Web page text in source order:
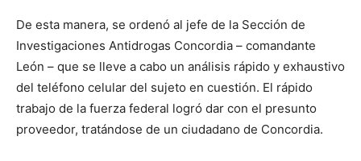
De esta manera, se ordenó al jefe de la Sección de
Investigaciones Antidrogas Concordia – comandante
León – que se lleve a cabo un análisis rápido y exhaustivo
del teléfono celular del sujeto en cuestión. El rápido
trabajo de la fuerza federal logró dar con el presunto
proveedor, tratándose de un ciudadano de Concordia.